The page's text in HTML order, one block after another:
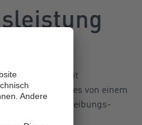
18 Jahren mit
wenn es von einem
für ein verschreibungs-